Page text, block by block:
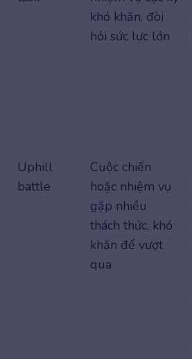
khó khăn, đòi
hỏi sức lực lớn
Uphill
battle
Cuộc chiến
hoặc nhiệm vụ
gặp nhiều
thách thức, khó
khăn để vượt
qua